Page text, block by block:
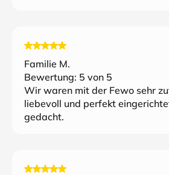
Familie M.
Bewertung: 5 von 5
Wir waren mit der Fewo sehr
liebevoll und perfekt
gedacht.